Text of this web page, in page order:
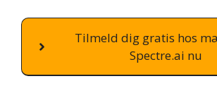
Tilmeld dig gratis hos
Spectre.ai nu